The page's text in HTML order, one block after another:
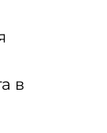
в